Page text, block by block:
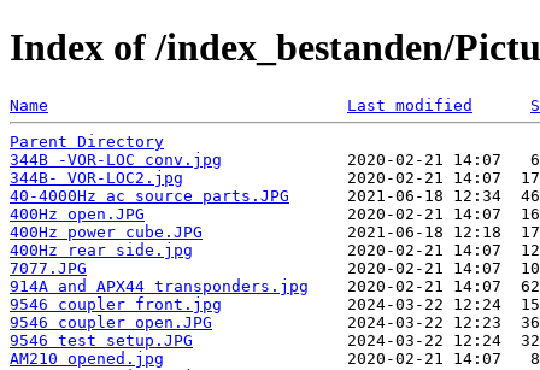
Index of /index_bestanden/
Name Last modified
Parent Directory
344B -VOR-LOC conv.jpg
344B- VOR-LOC2.jpg
40-4000Hz ac source parts.JPG
400Hz open.JPG
400Hz power cube.JPG
400Hz rear side.jpg
7077.JPG
914A and APX44 transponders.jpg
9546 coupler front.jpg
9546 coupler open.JPG
9546 test setup.JPG
AM210 opened.jpg